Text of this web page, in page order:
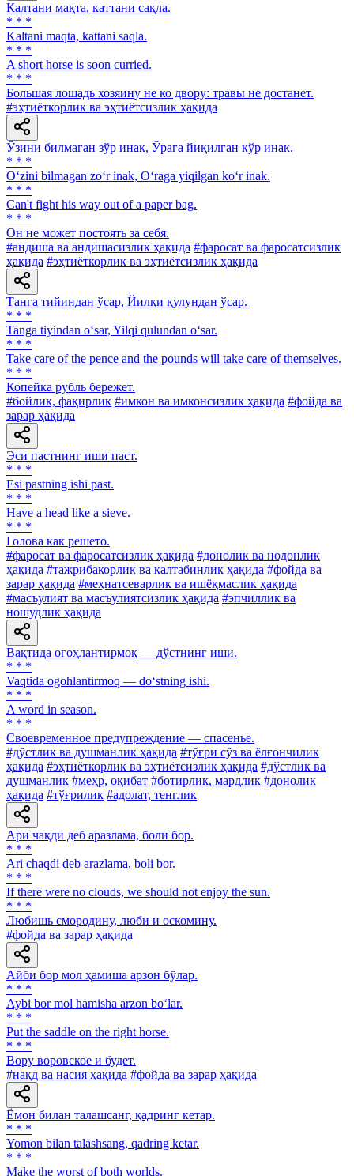
Калтани мақта, каттани сақла.
* * *
Kaltani maqta, kattani saqla.
* * *
A short horse is soon curried.
* * *
Большая лошадь хозяину не ко двору: травы не достанет.
#эҳтиёткорлик ва эҳтиётсизлик ҳақида
Ўзини билмаган зўр инак, Ўрага йиқилган кўр инак.
* * *
O‘zini bilmagan zo‘r inak, O‘raga yiqilgan ko‘r inak.
* * *
Can't fight his way out of a paper bag.
* * *
Он не может постоять за себя.
#андиша ва андишасизлик ҳақида #фаросат ва фаросатсизлик
ҳақида #эҳтиёткорлик ва эҳтиётсизлик ҳақида
Танга тийиндан ўсар, Йилқи қулундан ўсар.
* * *
Tanga tiyindan o‘sar, Yilqi qulundan o‘sar.
* * *
Take care of the pence and the pounds will take care of themselves.
* * *
Копейка рубль бережет.
#бойлик, фақирлик #имкон ва имконсизлик ҳақида #фойда ва
зарар ҳақида
Эси пастнинг иши паст.
* * *
Esi pastning ishi past.
* * *
Have a head like a sieve.
* * *
Голова как решето.
#фаросат ва фаросатсизлик ҳақида #донолик ва нодонлик
ҳақида #тажрибакорлик ва калтабинлик ҳақида #фойда ва
зарар ҳақида #меҳнатсеварлик ва ишёқмаслик ҳақида
#масъулият ва масъулиятсизлик ҳақида #эпчиллик ва
ношудлик ҳақида
Вақтида огоҳлантирмоқ — дўстнинг иши.
* * *
Vaqtida ogohlantirmoq — do‘stning ishi.
* * *
A word in season.
* * *
Своевременное предупреждение — спасенье.
#дўстлик ва душманлик ҳақида #тўғри сўз ва ёлғончилик
ҳақида #эҳтиёткорлик ва эҳтиётсизлик ҳақида #дўстлик ва
душманлик #меҳр, оқибат #ботирлик, мардлик #донолик
ҳақида #тўғрилик #адолат, тенглик
Ари чақди деб аразлама, боли бор.
* * *
Аri chaqdi deb arazlama, boli bor.
* * *
If there were no clouds, we should not enjoy the sun.
* * *
Любишь смородину, люби и оскомину.
#фойда ва зарар ҳақида
Айби бор мол ҳамиша арзон бўлар.
* * *
Aybi bor mol hamisha arzon bo‘lar.
* * *
Put the saddle on the right horse.
* * *
Вору воровское и будет.
#нақд ва насия ҳақида #фойда ва зарар ҳақида
Ёмон билан талашсанг, қадринг кетар.
* * *
Yomon bilan talashsang, qadring ketar.
* * *
Make the worst of both worlds.